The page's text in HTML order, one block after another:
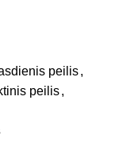
peilis,
peilis,